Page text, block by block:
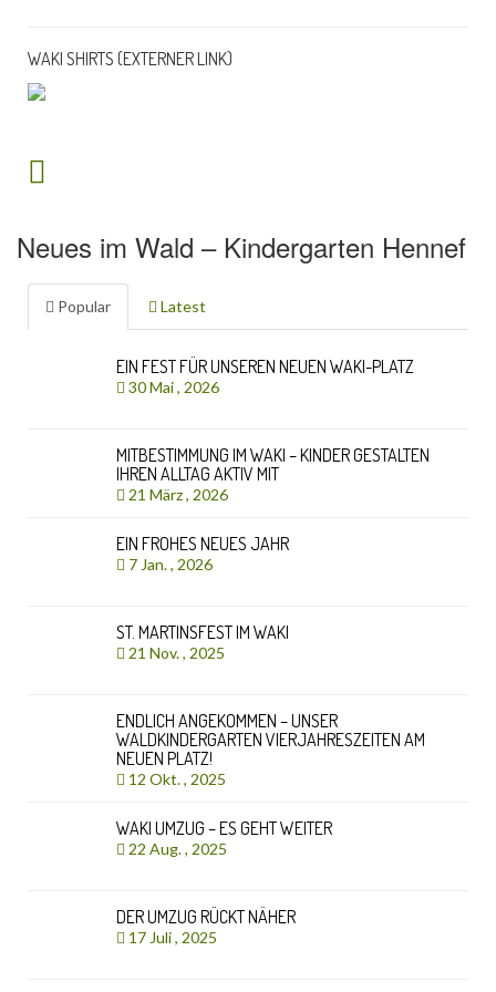
WAKI SHIRTS (EXTERNER LINK)
Neues im Wald – Kindergarten Hennef
Popular Latest
EIN FEST FÜR UNSEREN NEUEN WAKI-PLATZ
30 Mai , 2026
MITBESTIMMUNG IM WAKI – KINDER GESTALTEN
IHREN ALLTAG AKTIV MIT
21 März , 2026
EIN FROHES NEUES JAHR
7 Jan. , 2026
ST. MARTINSFEST IM WAKI
21 Nov. , 2025
ENDLICH ANGEKOMMEN – UNSER
WALDKINDERGARTEN VIERJAHRESZEITEN AM
NEUEN PLATZ!
12 Okt. , 2025
WAKI UMZUG – ES GEHT WEITER
22 Aug. , 2025
DER UMZUG RÜCKT NÄHER
17 Juli , 2025